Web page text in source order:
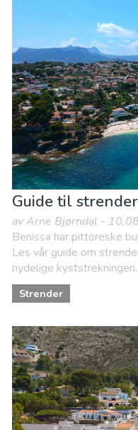
Guide til
av Arne Bjørndal -
Benissa har pittoreske
Les vår guide om
nydelige
Strender